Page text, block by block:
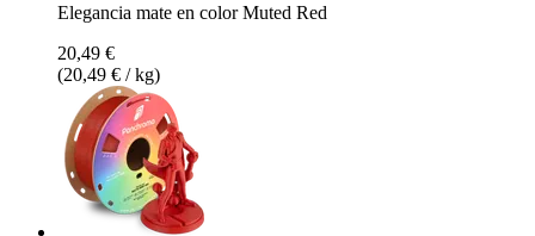
Elegancia mate en color Muted Red
20,49 €
(20,49 € / kg)